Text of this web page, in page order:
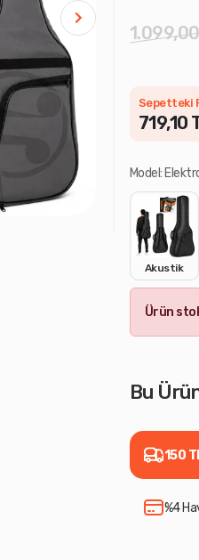
Sepetteki
719,10
Model:
Akustik
Ürün
Bu
150
%4